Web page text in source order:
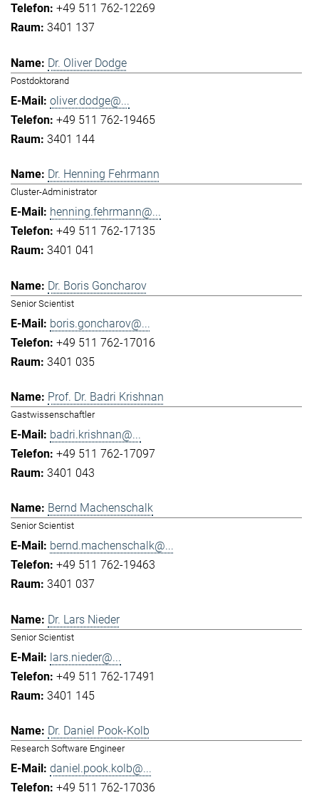
+49 511 762-12269
3401 137
Dr. Oliver Dodge
Postdoktorand
oliver.dodge@...
+49 511 762-19465
3401 144
Dr. Henning Fehrmann
Cluster-Administrator
henning.fehrmann@...
+49 511 762-17135
3401 041
Dr. Boris Goncharov
Senior Scientist
boris.goncharov@...
+49 511 762-17016
3401 035
Prof. Dr. Badri Krishnan
Gastwissenschaftler
badri.krishnan@...
+49 511 762-17097
3401 043
Bernd Machenschalk
Senior Scientist
bernd.machenschalk@...
+49 511 762-19463
3401 037
Dr. Lars Nieder
Senior Scientist
lars.nieder@...
+49 511 762-17491
3401 145
Dr. Daniel Pook-Kolb
Research Software Engineer
daniel.pook.kolb@...
+49 511 762-17036